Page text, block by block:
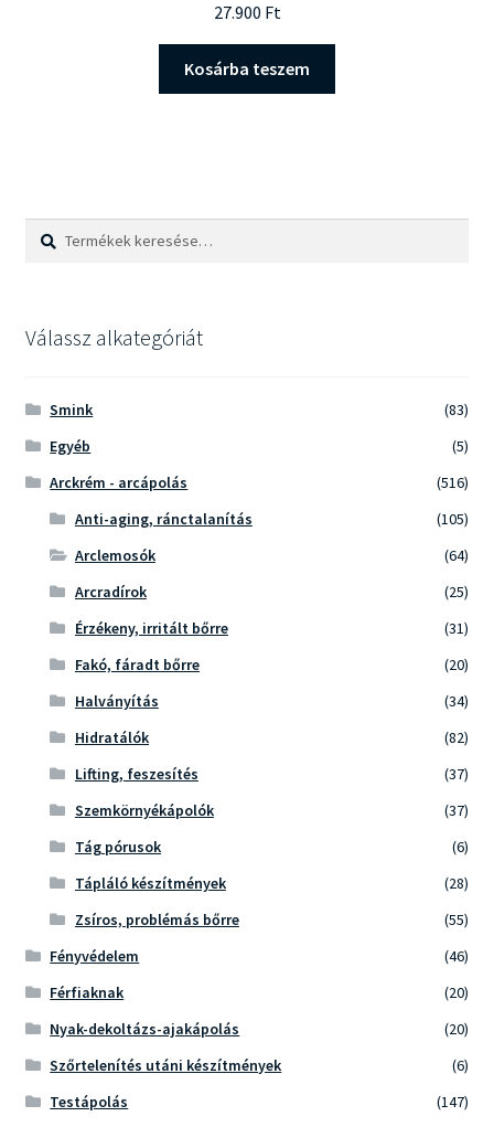
27.900 Ft
Kosárba teszem
Keresés
Keresés
Válassz alkategóriát
Smink
(83)
Egyéb
(5)
Arckrém - arcápolás
(516)
Anti-aging, ránctalanítás
(105)
Arclemosók
(64)
Arcradírok
(25)
Érzékeny, irritált bőrre
(31)
Fakó, fáradt bőrre
(20)
Halványítás
(34)
Hidratálók
(82)
Lifting, feszesítés
(37)
Szemkörnyékápolók
(37)
Tág pórusok
(6)
Tápláló készítmények
(28)
Zsíros, problémás bőrre
(55)
Fényvédelem
(46)
Férfiaknak
(20)
Nyak-dekoltázs-ajakápolás
(20)
Szőrtelenítés utáni készítmények
(6)
Testápolás
(147)